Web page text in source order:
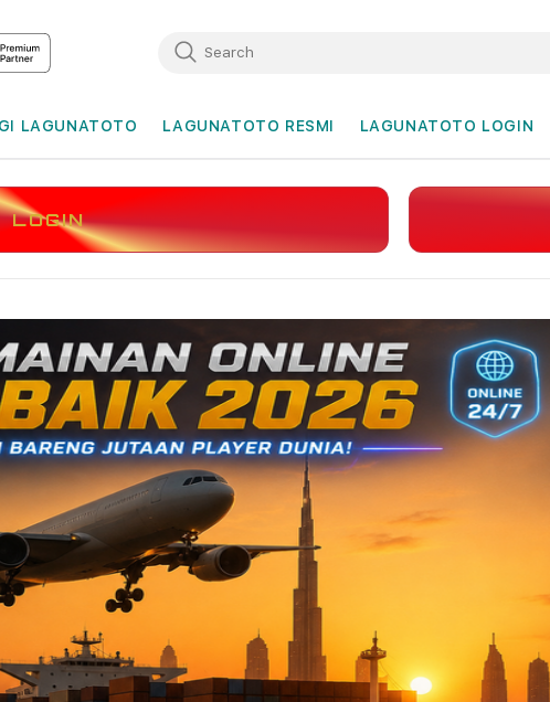
LAGUNATOTO LAGUNATOTO RESMI LAGUNATOTO LOGIN
LOGIN